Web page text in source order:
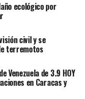
ecológico por
civil y se
terremotos
Venezuela de 3.9 HOY
en Caracas y